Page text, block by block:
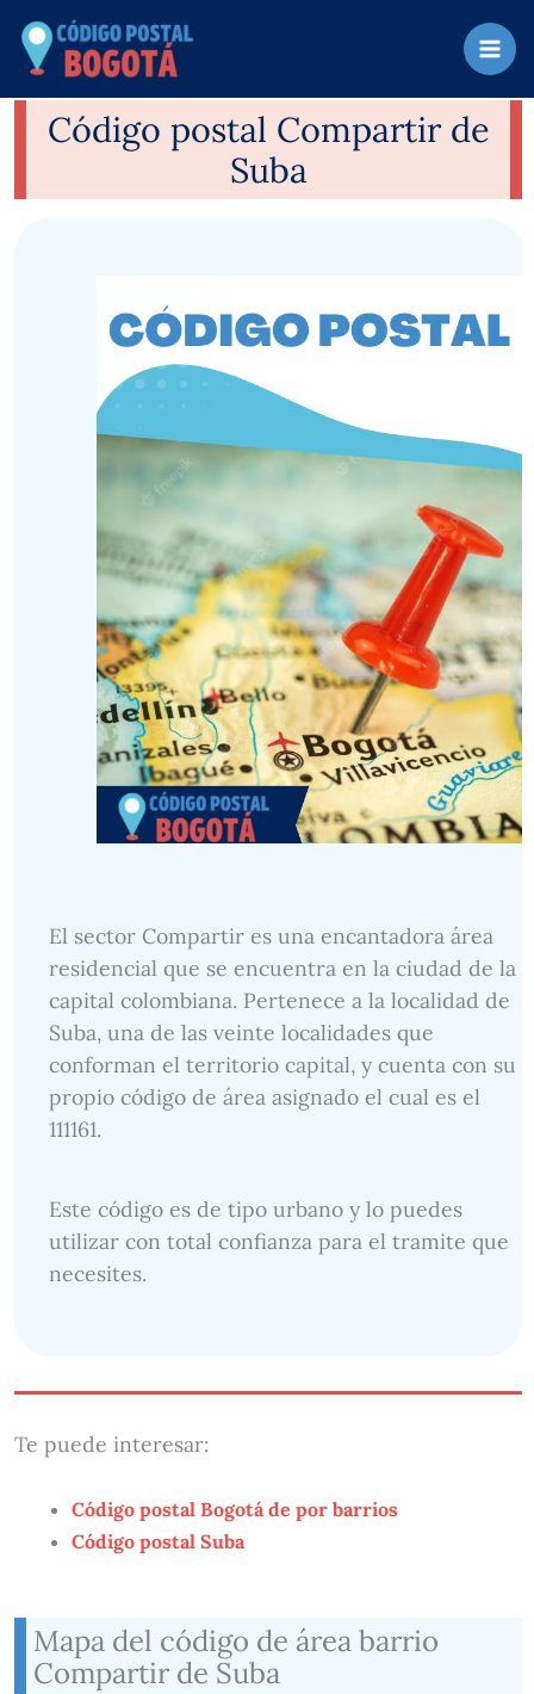
contenido
Código postal Compartir de
Suba
El sector Compartir es una encantadora área
residencial que se encuentra en la ciudad de la
capital colombiana. Pertenece a la localidad de
Suba, una de las veinte localidades que
conforman el territorio capital, y cuenta con su
propio código de área asignado el cual es el
111161.
Este código es de tipo urbano y lo puedes
utilizar con total confianza para el tramite que
necesites.
Te puede interesar:
Código postal Bogotá de por barrios
Código postal Suba
Mapa del código de área barrio
Compartir de Suba